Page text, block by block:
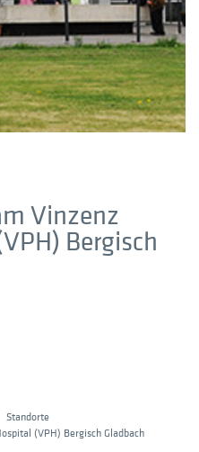
Vinzenz
Bergisch
Standorte
(VPH) Bergisch Gladbach